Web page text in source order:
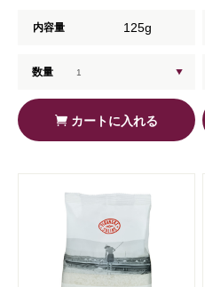
内容量 125g
数量
カートに入れる